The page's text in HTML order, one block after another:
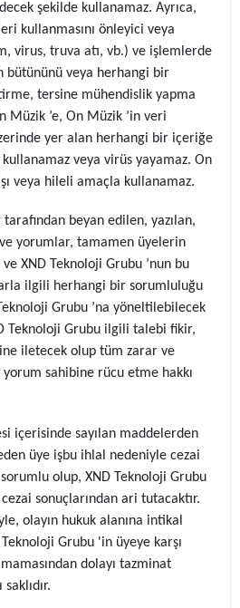
şekilde kullanamaz. Ayrıca,
kullanmasını önleyici veya
virus, truva atı, vb.) ve işlemlerde
bütününü veya herhangi bir
tersine mühendislik yapma
Müzik ’e, On Müzik ’in veri
yer alan herhangi bir içeriğe
veya virüs yayamaz. On
veya hileli amaçla kullanamaz.
beyan edilen, yazılan,
yorumlar, tamamen üyelerin
XND Teknoloji Grubu ’nun bu
ilgili herhangi bir sorumluluğu
Grubu ’na yöneltilebilecek
Teknoloji Grubu ilgili talebi fikir,
iletecek olup tüm zarar ve
yorum sahibine rücu etme hakkı
içerisinde sayılan maddelerden
üye işbu ihlal nedeniyle cezai
olup, XND Teknoloji Grubu
sonuçlarından ari tutacaktır.
olayın hukuk alanına intikal
Grubu 'in üyeye karşı
dolayı tazminat